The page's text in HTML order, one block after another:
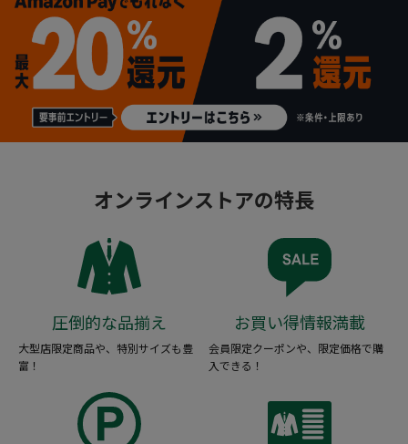
オンラインストアの特長
圧倒的な品揃え
大型店限定商品や、特別サイズも豊
富！
お買い得情報満載
会員限定クーポンや、限定価格で購
入できる！